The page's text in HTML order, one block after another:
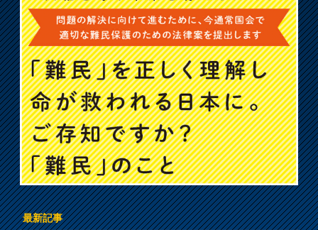
最新記事